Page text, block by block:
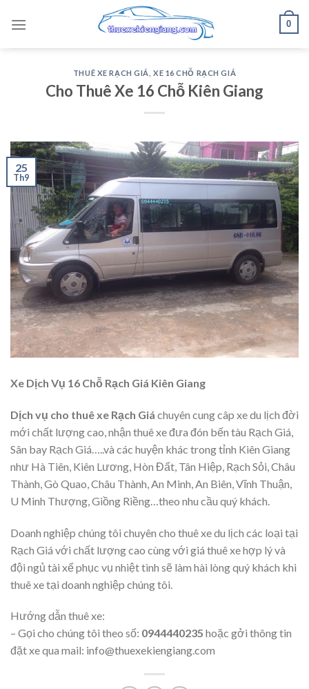
0
THUÊ XE RẠCH GIÁ XE 16 CHỖ RẠCH GIÁ
Cho Thuê Xe 16 Chỗ Kiên Giang
25
Th9
Xe Dịch Vụ 16 Chỗ Rạch Giá Kiên Giang
Dịch vụ cho thuê xe Rạch Giá chuyên cung câp xe du lịch đời
mới chất lượng cao, nhận thuê xe đưa đón bến tàu Rạch Giá,
Sân bay Rạch Giá…..và các huyện khác trong tỉnh Kiên Giang
như Hà Tiên, Kiên Lương, Hòn Đất, Tân Hiệp, Rạch Sỏi, Châu
Thành, Gò Quao, Châu Thành, An Minh, An Biên, Vĩnh Thuận,
U Minh Thượng, Giồng Riềng…theo nhu cầu quý khách.
Doanh nghiệp chúng tôi chuyên cho thuê xe du lịch các loại tại
Rạch Giá với chất lượng cao cùng với giá thuê xe hợp lý và
đội ngủ tài xế phục vụ nhiệt tình sẽ làm hài lòng quý khách khi
thuê xe tại doanh nghiệp chúng tôi.
Hướng dẫn thuê xe:
– Gọi cho chúng tôi theo số: 0944440235 hoặc gởi thông tin
đặt xe qua mail: info@thuexekiengiang.com